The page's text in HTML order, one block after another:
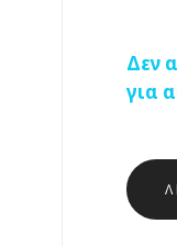
Δεν
για